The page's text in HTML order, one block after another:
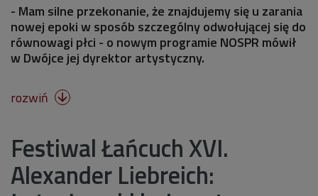
- Mam silne przekonanie, że znajdujemy się u zarania
nowej epoki w sposób szczególny odwołującej się do
równowagi płci - o nowym programie NOSPR mówił
w Dwójce jej dyrektor artystyczny.
rozwiń 
Festiwal Łańcuch XVI.
Alexander Liebreich: